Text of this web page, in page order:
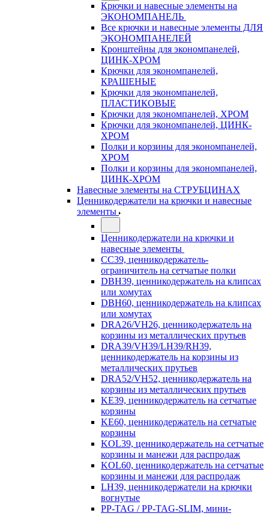
Крючки и навесные элементы на
ЭКОНОМПАНЕЛЬ
Все крючки и навесные элементы ДЛЯ
ЭКОНОМПАНЕЛЕЙ
Кронштейны для экономпанелей,
ЦИНК-ХРОМ
Крючки для экономпанелей,
КРАШЕНЫЕ
Крючки для экономпанелей,
ПЛАСТИКОВЫЕ
Крючки для экономпанелей, ХРОМ
Крючки для экономпанелей, ЦИНК-
ХРОМ
Полки и корзины для экономпанелей,
ХРОМ
Полки и корзины для экономпанелей,
ЦИНК-ХРОМ
Навесные элементы на СТРУБЦИНАХ
Ценникодержатели на крючки и навесные
элементы
Ценникодержатели на крючки и
навесные элементы
CC39, ценникодержатель-
ограничитель на сетчатые полки
DBH39, ценникодержатель на клипсах
или хомутах
DBH60, ценникодержатель на клипсах
или хомутах
DRA26/VH26, ценникодержатель на
корзины из металлических прутьев
DRA39/VH39/LH39/RH39,
ценникодержатель на корзины из
металлических прутьев
DRA52/VH52, ценникодержатель на
корзины из металлических прутьев
KE39, ценникодержатель на сетчатые
корзины
KE60, ценникодержатель на сетчатые
корзины
KOL39, ценникодержатель на сетчатые
корзины и манежи для распродаж
KOL60, ценникодержатель на сетчатые
корзины и манежи для распродаж
LH39, ценникодержатели на крючки
вогнутые
PP-TAG / PP-TAG-SLIM, мини-